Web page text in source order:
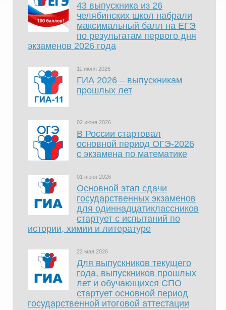
43 выпускника из 26
челябинских школ набрали
максимальный балл на ЕГЭ
по результатам первого дня
экзаменов 2026 года
11 июня 2026
ГИА 2026 – выпускникам
прошлых лет
02 июня 2026
В России стартовал
основной период ОГЭ-2026
с экзамена по математике
01 июня 2026
Основной этап сдачи
государственных экзаменов
для одиннадцатиклассников
стартует с испытаний по
истории, химии и литературе
22 мая 2026
Для выпускников текущего
года, выпускников прошлых
лет и обучающихся СПО
стартует основной период
государственной итоговой аттестации